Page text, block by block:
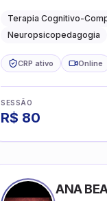
Terapia Cognitivo-
Neuropsicopedagogia
CRP ativo Online
SESSÃO
R$ 80
ANA